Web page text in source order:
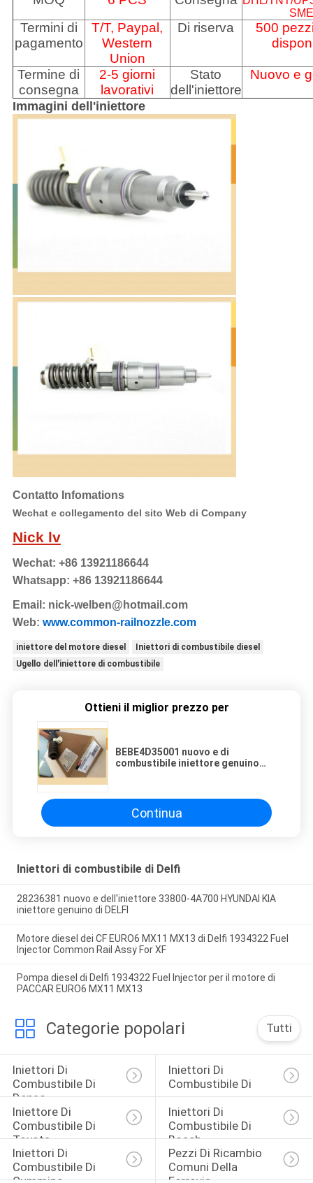
Termini di
pagamento
T/T, Paypal,
Western
Union
Di riserva
500
Termine di
consegna
2-5 giorni
lavorativi
Stato
dell'iniettore
Nuovo e
Immagini dell'iniettore
Contatto Infomations
Wechat e collegamento del sito Web di Company
Nick lv
Wechat: +86 13921186644
Whatsapp: +86 13921186644
Email: nick-welben@hotmail.com
Web: www.common-railnozzle.com
iniettore del motore diesel
Iniettori di combustibile diesel
Ugello dell'iniettore di combustibile
Ottieni il miglior prezzo per
BEBE4D35001 nuovo e di
combustibile iniettore genuino
Continua
Iniettori di combustibile di Delfi
28236381 nuovo e dell'iniettore 33800-4A700 HYUNDAI KIA
iniettore genuino di DELFI
Motore diesel dei CF EURO6 MX11 MX13 di Delfi 1934322 Fuel
Injector Common Rail Assy For XF
Pompa diesel di Delfi 1934322 Fuel Injector per il motore di
PACCAR EURO6 MX11 MX13
Categorie popolari Tutti
Iniettori Di
Combustibile Di
Denso
Iniettori Di
Combustibile Di
Iniettore Di
Combustibile Di
Toyota
Iniettori Di
Combustibile Di
Bosch
Iniettori Di
Combustibile Di
Pezzi Di Ricambio
Comuni Della